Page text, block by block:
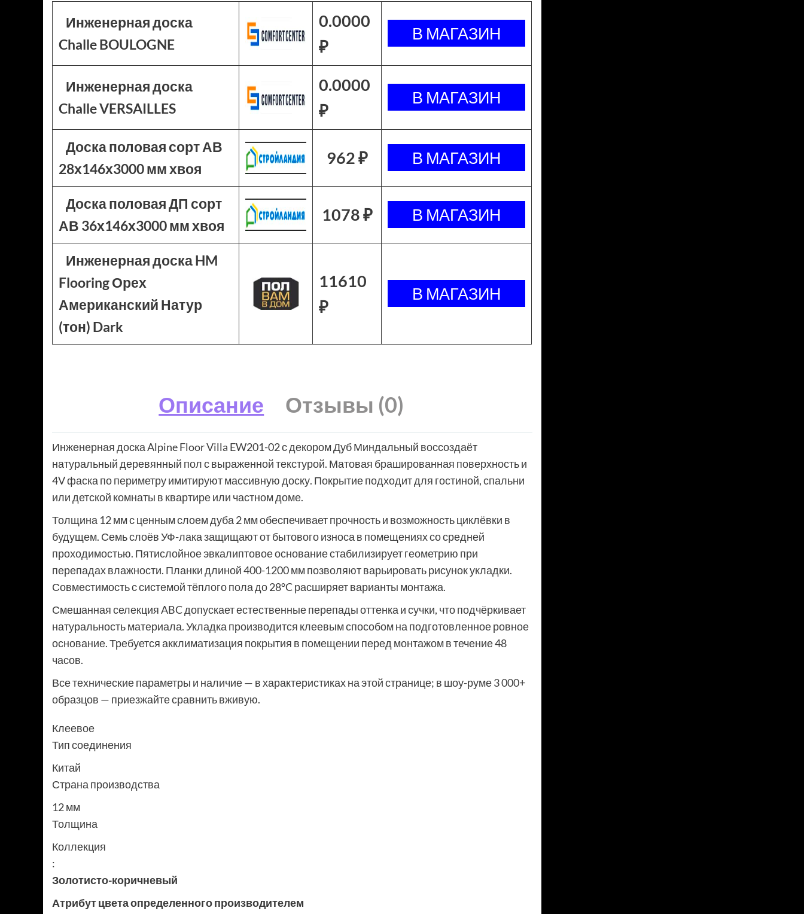
Инженерная доска
Challe BOULOGNE
0.0000
₽
Инженерная доска
Challe VERSAILLES
0.0000
₽
Доска половая сорт АВ
28х146х3000 мм хвоя
962 ₽
Доска половая ДП сорт
АВ 36х146х3000 мм хвоя
1078 ₽
Инженерная доска HM
Flooring Орех
Американский Натур
(тон) Dark
11610
₽
Описание Отзывы (0)
Инженерная доска Alpine Floor Villa EW201-02 с декором Дуб Миндальный воссоздаёт
натуральный деревянный пол с выраженной текстурой. Матовая брашированная поверхность и
4V фаска по периметру имитируют массивную доску. Покрытие подходит для гостиной, спальни
или детской комнаты в квартире или частном доме.
Толщина 12 мм с ценным слоем дуба 2 мм обеспечивает прочность и возможность циклёвки в
будущем. Семь слоёв УФ-лака защищают от бытового износа в помещениях со средней
проходимостью. Пятислойное эвкалиптовое основание стабилизирует геометрию при
перепадах влажности. Планки длиной 400-1200 мм позволяют варьировать рисунок укладки.
Совместимость с системой тёплого пола до 28°C расширяет варианты монтажа.
Смешанная селекция ABC допускает естественные перепады оттенка и сучки, что подчёркивает
натуральность материала. Укладка производится клеевым способом на подготовленное ровное
основание. Требуется акклиматизация покрытия в помещении перед монтажом в течение 48
часов.
Все технические параметры и наличие — в характеристиках на этой странице; в шоу-руме 3 000+
образцов — приезжайте сравнить вживую.
Клеевое
Тип соединения
Китай
Страна производства
12 мм
Толщина
Коллекция
:
Золотисто-коричневый
Атрибут цвета определенного производителем